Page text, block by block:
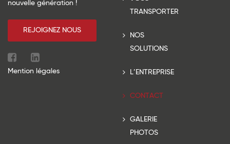
nouvelle génération !
REJOIGNEZ NOUS
Mention légales
TRANSPORTER
NOS
SOLUTIONS
L’ENTREPRISE
CONTACT
GALERIE
PHOTOS